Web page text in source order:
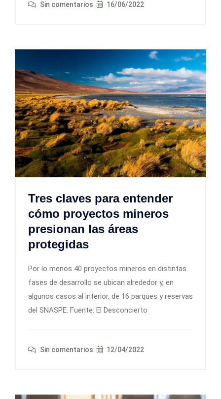
Sin comentarios 16/06/2022
Tres claves para entender
cómo proyectos mineros
presionan las áreas
protegidas
Por lo menos 40 proyectos mineros en distintas
fases de desarrollo se ubican alrededor y, en
algunos casos al interior, de 16 parques y reservas
del SNASPE. Fuente: El Desconcierto
Sin comentarios 12/04/2022